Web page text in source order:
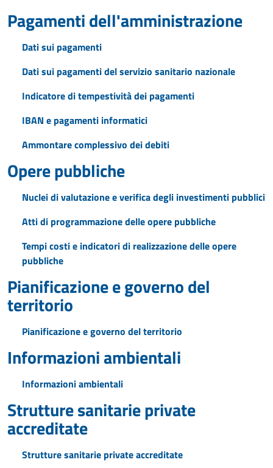
Pagamenti dell'amministrazione
Dati sui pagamenti
Dati sui pagamenti del servizio sanitario nazionale
Indicatore di tempestività dei pagamenti
IBAN e pagamenti informatici
Ammontare complessivo dei debiti
Opere pubbliche
Nuclei di valutazione e verifica degli investimenti pubblici
Atti di programmazione delle opere pubbliche
Tempi costi e indicatori di realizzazione delle opere
pubbliche
Pianificazione e governo del
territorio
Pianificazione e governo del territorio
Informazioni ambientali
Informazioni ambientali
Strutture sanitarie private
accreditate
Strutture sanitarie private accreditate